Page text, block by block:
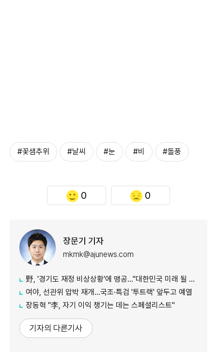
#꽃샘추위 #날씨 #눈 #비 #돌풍
0 0
장문기 기자
mkmk@ajunews.com
野, '경기도 재정 비상상황'에 맹공…"대한민국 미래 될 수도"
여야, 선관위 압박 재개…국조·특검 '투트랙' 앞두고 예열
장동혁 "李, 자기 이익 챙기는 데는 스페셜리스트"
기자의 다른기사